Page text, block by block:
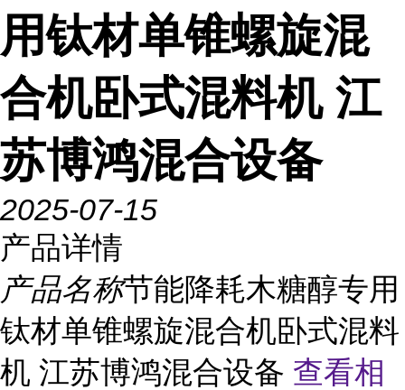
用钛材单锥螺旋混
合机卧式混料机 江
苏博鸿混合设备
2025-07-15
产品详情
产品名称节能降耗木糖醇专用
钛材单锥螺旋混合机卧式混料
机 江苏博鸿混合设备 查看相